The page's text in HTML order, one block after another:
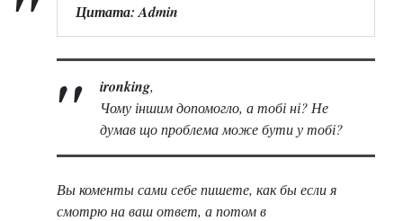
Цитата: Admin
ironking,
Чому іншим допомогло, а тобі ні? Не
думав що проблема може бути у тобі?
Вы коменты сами себе пишете, как бы если я
смотрю на ваш ответ, а потом в